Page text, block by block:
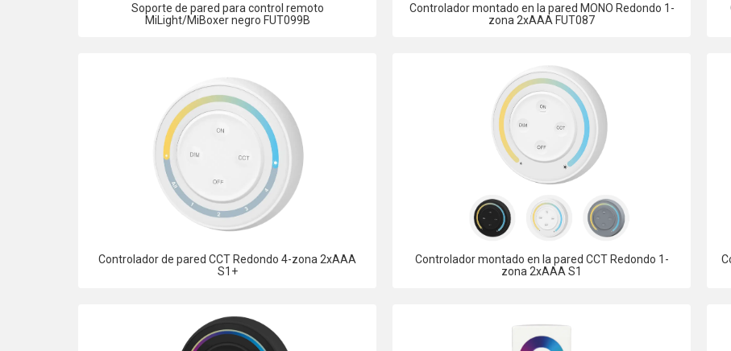
Soporte de pared para control remoto
MiLight/MiBoxer negro FUT099B
Controlador montado en la pared MONO Redondo 1-
zona 2xAAA FUT087
Controlador de pared CCT Redondo 4-zona 2xAAA
S1+
Controlador montado en la pared CCT Redondo 1-
zona 2xAAA S1